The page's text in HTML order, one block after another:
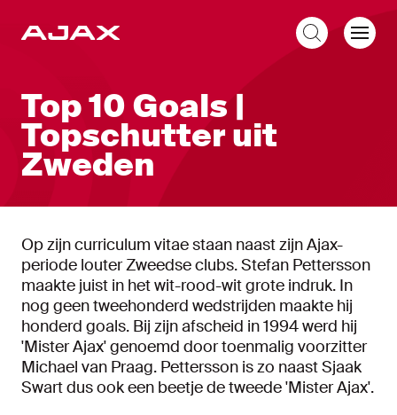
Top 10 Goals |
Topschutter uit
Zweden
Op zijn curriculum vitae staan naast zijn Ajax-
periode louter Zweedse clubs. Stefan Pettersson
maakte juist in het wit-rood-wit grote indruk. In
nog geen tweehonderd wedstrijden maakte hij
honderd goals. Bij zijn afscheid in 1994 werd hij
'Mister Ajax' genoemd door toenmalig voorzitter
Michael van Praag. Pettersson is zo naast Sjaak
Swart dus ook een beetje de tweede 'Mister Ajax'.